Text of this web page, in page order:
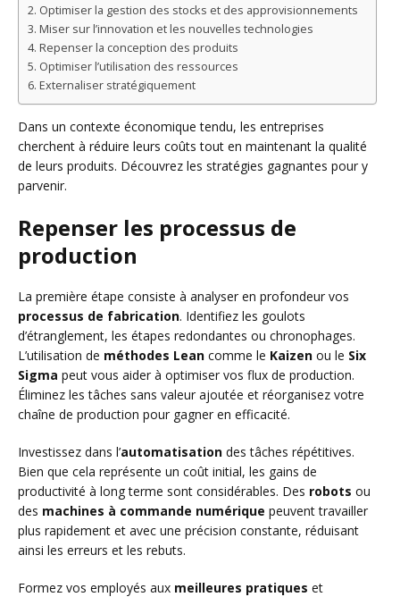
Optimiser la gestion des stocks et des approvisionnements
Miser sur l’innovation et les nouvelles technologies
Repenser la conception des produits
Optimiser l’utilisation des ressources
Externaliser stratégiquement
Dans un contexte économique tendu, les entreprises
cherchent à réduire leurs coûts tout en maintenant la qualité
de leurs produits. Découvrez les stratégies gagnantes pour y
parvenir.
Repenser les processus de
production
La première étape consiste à analyser en profondeur vos
processus de fabrication. Identifiez les goulots
d’étranglement, les étapes redondantes ou chronophages.
L’utilisation de méthodes Lean comme le Kaizen ou le Six
Sigma peut vous aider à optimiser vos flux de production.
Éliminez les tâches sans valeur ajoutée et réorganisez votre
chaîne de production pour gagner en efficacité.
Investissez dans l’automatisation des tâches répétitives.
Bien que cela représente un coût initial, les gains de
productivité à long terme sont considérables. Des robots ou
des machines à commande numérique peuvent travailler
plus rapidement et avec une précision constante, réduisant
ainsi les erreurs et les rebuts.
Formez vos employés aux meilleures pratiques et